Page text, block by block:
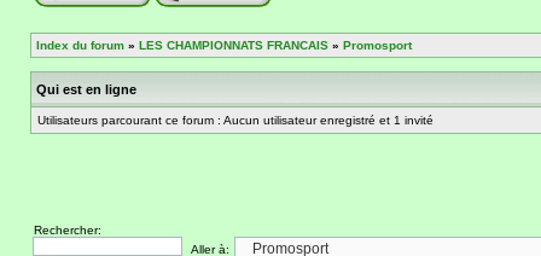
Index du forum » LES CHAMPIONNATS FRANCAIS » Promosport
Qui est en ligne
Utilisateurs parcourant ce forum : Aucun utilisateur enregistré et 1 invité
Rechercher:
Aller à: